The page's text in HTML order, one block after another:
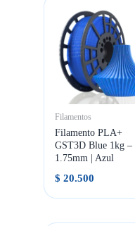
Filamentos
Filamento PLA+
GST3D Blue 1kg –
1.75mm | Azul
$ 20.500